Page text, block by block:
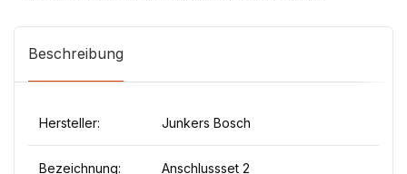
Beschreibung
Hersteller: Junkers Bosch
Bezeichnung: Anschlussset 2